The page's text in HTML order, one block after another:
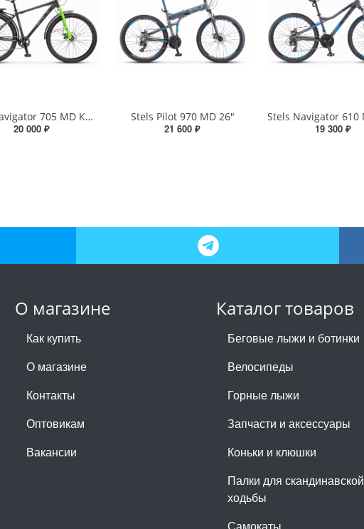
Stels Navigator 705 MD Курьер 27.5" Z010
20 000 ₽
Stels Pilot 970 MD 26"
21 600 ₽
19 300 ₽
О магазине
Как купить
О магазине
Контакты
Оптовикам
Вакансии
Каталог товаров
Беговые лыжи и ботинки
Велосипеды
Горные лыжи
Запчасти и аксессуары
Коньки и клюшки
Палки для скандинавской
ходьбы